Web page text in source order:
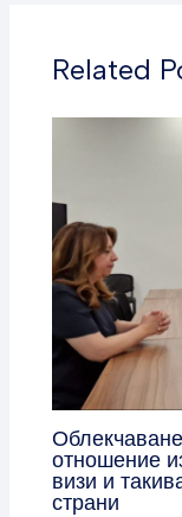
Related
отношение
визи и
страни